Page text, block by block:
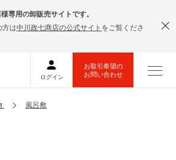
専用の卸販売サイトです。
方は中川政七商店の公式サイト をご覧くださ
風呂敷